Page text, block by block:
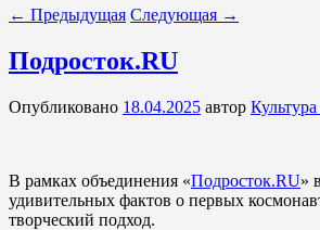
← Предыдущая Следующая →
Подросток.RU
Опубликовано 18.04.2025 автор
В рамках объединения «Подросток.RU»
удивительных фактов о первых
творческий подход.